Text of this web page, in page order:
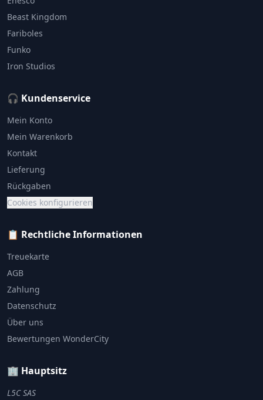
Beast Kingdom
Fariboles
Funko
Iron Studios
🎧 Kundenservice
Mein Konto
Mein Warenkorb
Kontakt
Lieferung
Rückgaben
Cookies konfigurieren
📋 Rechtliche Informationen
Treuekarte
AGB
Zahlung
Datenschutz
Über uns
Bewertungen WonderCity
🏢 Hauptsitz
L5C SAS